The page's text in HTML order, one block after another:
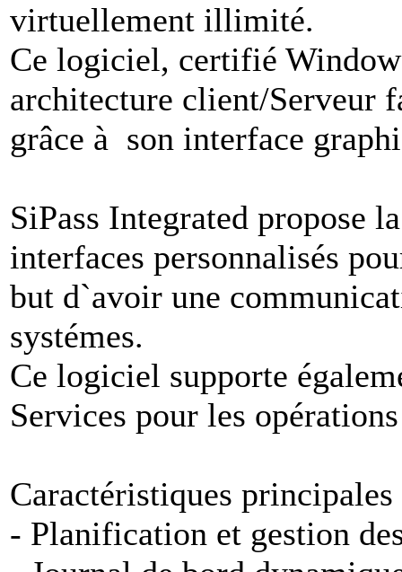
virtuellement illimité.
Ce logiciel, certifié
architecture client/
grâce à son interface
SiPass Integrated propose
interfaces personnalisés
but d`avoir une
systémes.
Ce logiciel supporte
Services pour les
Caractéristiques
- Planification et gestion